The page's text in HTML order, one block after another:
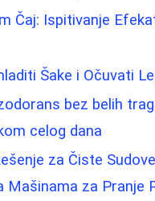
Čaj: Ispitivanje
Šake i Očuvati
bez belih
celog dana
za Čiste
Mašinama za Pranje